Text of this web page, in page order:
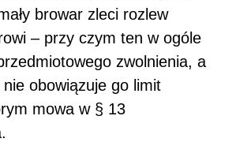
browar zleci rozlew
– przy czym ten w ogóle
zwolnienia, a
obowiązuje go limit
mowa w § 13